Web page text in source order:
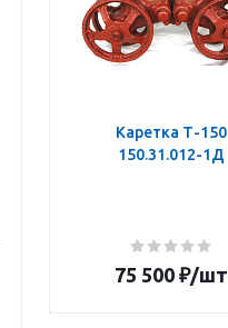
Каретка Т-150
150.31.012-1Д
75 500 ₽/шт